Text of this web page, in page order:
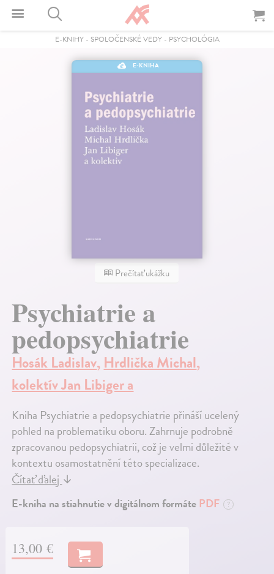
E-KNIHY- SPOLOČENSKÉ VEDY- PSYCHOLÓGIA
E-KNIHA
Prečítať ukážku
Psychiatrie a
pedopsychiatrie
Hosák Ladislav,Hrdlička Michal,
kolektív Jan Libiger a
Kniha Psychiatrie a pedopsychiatrie přináší ucelený
pohled na problematiku oboru. Zahrnuje podrobně
zpracovanou pedopsychiatrii, což je velmi důležité v
kontextu osamostatnění této specializace.
Čítať ďalej↓
E-kniha na stiahnutie v digitálnom formátePDF ?
13,00 €